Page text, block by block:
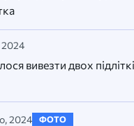
2024
вивезти двох
2024 ФОТО